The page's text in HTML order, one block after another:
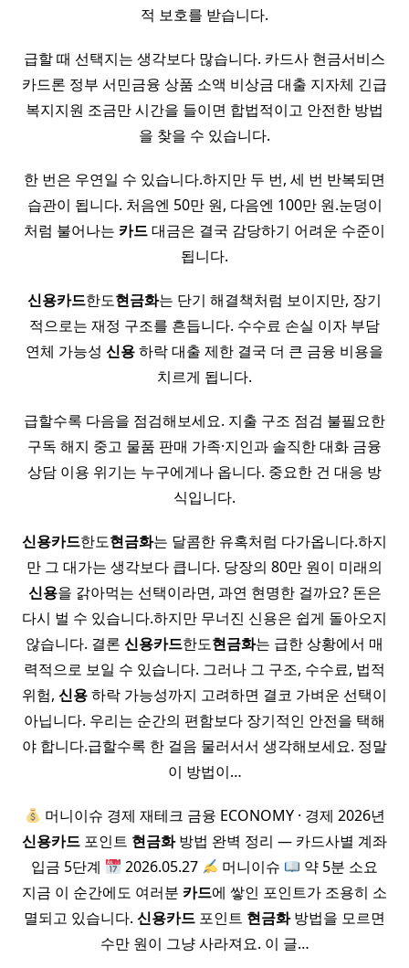
적 보호를 받습니다.
급할 때 선택지는 생각보다 많습니다. 카드사 현금서비스
카드론 정부 서민금융 상품 소액 비상금 대출 지자체 긴급
복지지원 조금만 시간을 들이면 합법적이고 안전한 방법
을 찾을 수 있습니다.
한 번은 우연일 수 있습니다.하지만 두 번, 세 번 반복되면
습관이 됩니다. 처음엔 50만 원, 다음엔 100만 원.눈덩이
처럼 불어나는 카드대금은 결국 감당하기 어려운 수준이
됩니다.
신용카드한도현금화는 단기 해결책처럼 보이지만, 장기
적으로는 재정 구조를 흔듭니다. 수수료 손실 이자 부담
연체 가능성 신용하락 대출 제한 결국 더 큰 금융 비용을
치르게 됩니다.
급할수록 다음을 점검해보세요. 지출 구조 점검 불필요한
구독 해지 중고 물품 판매 가족·지인과 솔직한 대화 금융
상담 이용 위기는 누구에게나 옵니다. 중요한 건 대응 방
식입니다.
신용카드한도현금화는 달콤한 유혹처럼 다가옵니다.하지
만 그 대가는 생각보다 큽니다. 당장의 80만 원이 미래의
신용을 갉아먹는 선택이라면, 과연 현명한 걸까요? 돈은
다시 벌 수 있습니다.하지만 무너진 신용은 쉽게 돌아오지
않습니다. 결론 신용카드한도현금화는 급한 상황에서 매
력적으로 보일 수 있습니다. 그러나 그 구조, 수수료, 법적
위험, 신용하락 가능성까지 고려하면 결코 가벼운 선택이
아닙니다. 우리는 순간의 편함보다 장기적인 안전을 택해
야 합니다.급할수록 한 걸음 물러서서 생각해보세요. 정말
이 방법이…
머니이슈 경제 재테크 금융 ECONOMY · 경제 2026년
신용카드 포인트 현금화방법 완벽 정리 — 카드사별 계좌
입금 5단계
2026.05.27 머니이슈
약 5분 소요
지금 이 순간에도 여러분 카드에 쌓인 포인트가 조용히 소
멸되고 있습니다. 신용카드 포인트 현금화방법을 모르면
수만 원이 그냥 사라져요. 이 글…